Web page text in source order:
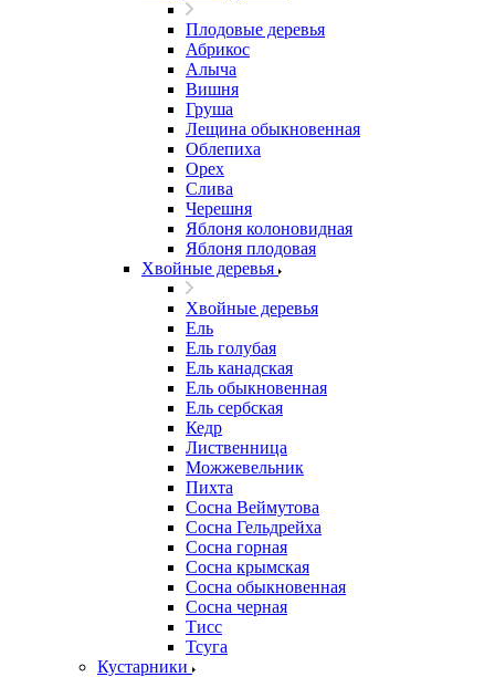
Плодовые деревья
Абрикос
Алыча
Вишня
Груша
Лещина обыкновенная
Облепиха
Орех
Слива
Черешня
Яблоня колоновидная
Яблоня плодовая
Хвойные деревья
Хвойные деревья
Ель
Ель голубая
Ель канадская
Ель обыкновенная
Ель сербская
Кедр
Лиственница
Можжевельник
Пихта
Сосна Веймутова
Сосна Гельдрейха
Сосна горная
Сосна крымская
Сосна обыкновенная
Сосна черная
Тисс
Тсуга
Кустарники